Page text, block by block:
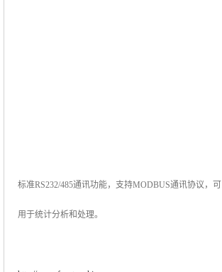
标准RS232/485通讯功能，支持MODBUS通讯协议，
用于统计分析和处理。